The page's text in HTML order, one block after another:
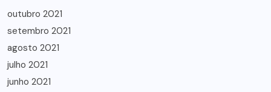
outubro 2021
setembro 2021
agosto 2021
julho 2021
junho 2021